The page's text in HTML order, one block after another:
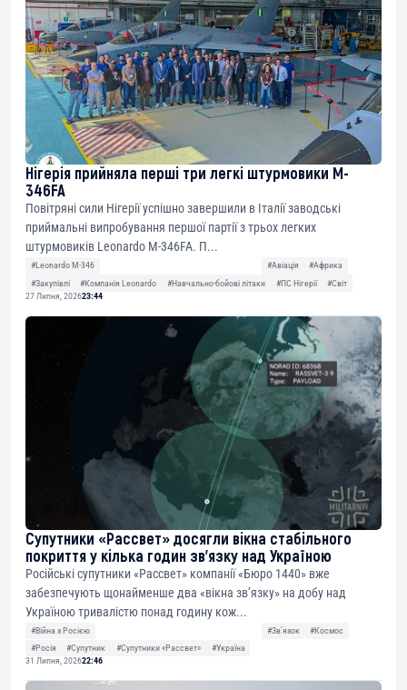
Нігерія прийняла перші три легкі штурмовики M-
346FA
Повітряні сили Нігерії успішно завершили в Італії заводські
приймальні випробування першої партії з трьох легких
штурмовиків Leonardo M-346FA. П...
#Leonardo M-346 #Авіація
#Африка
#Закупівлі
#Компанія Leonardo #Навчально-бойові літаки #ПС Нігерії
#Світ
27 Липня, 202623:44
Супутники «Рассвет» досягли вікна стабільного
покриття у кілька годин зв’язку над Україною
Російські супутники «Рассвет» компанії «Бюро 1440» вже
забезпечують щонайменше два «вікна зв’язку» на добу над
Україною тривалістю понад годину кож...
#Війна з Росією #Звʼязок
#Космос
#Росія
#Супутник #Супутники «Рассвет»
#Україна
31 Липня, 202622:46